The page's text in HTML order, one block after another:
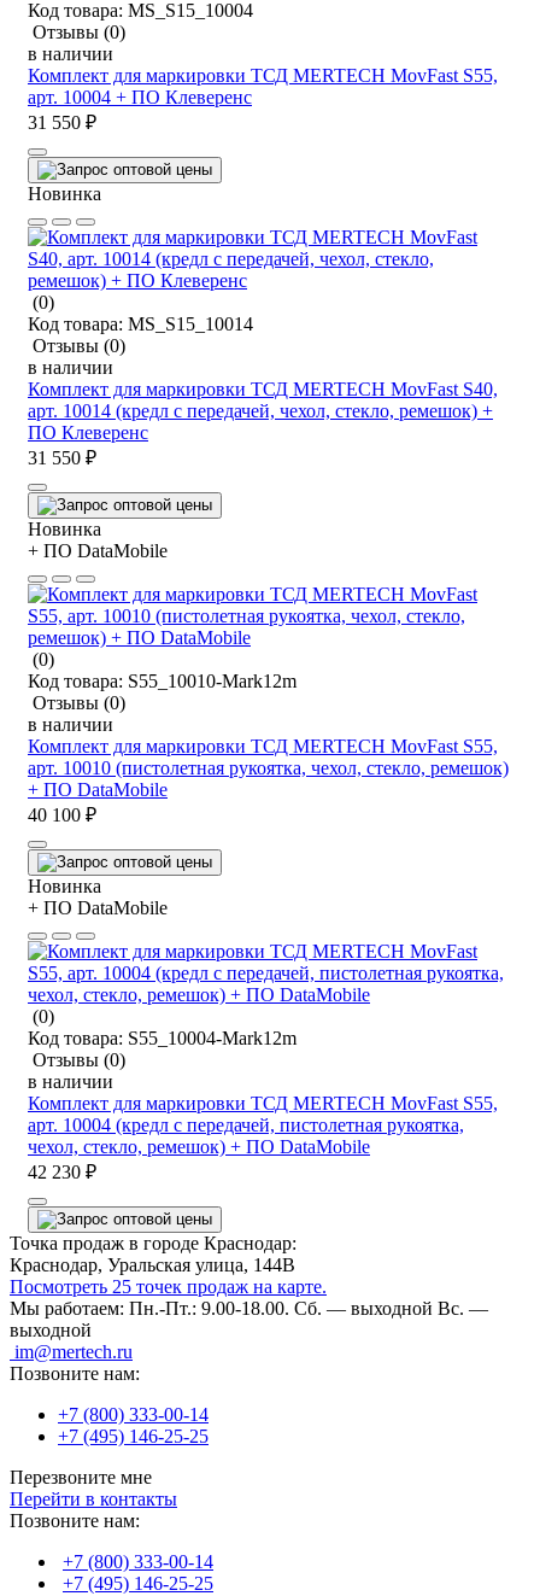
Код товара: MS_S15_10004
Отзывы (0)
в наличии
Комплект для маркировки ТСД MERTECH MovFast S55,
арт. 10004 + ПО Клеверенс
31 550 ₽
Новинка
(0)
Код товара: MS_S15_10014
Отзывы (0)
в наличии
Комплект для маркировки ТСД MERTECH MovFast S40,
арт. 10014 (кредл с передачей, чехол, стекло, ремешок) +
ПО Клеверенс
31 550 ₽
Новинка
+ ПО DataMobile
(0)
Код товара: S55_10010-Mark12m
Отзывы (0)
в наличии
Комплект для маркировки ТСД MERTECH MovFast S55,
арт. 10010 (пистолетная рукоятка, чехол, стекло, ремешок)
+ ПО DataMobile
40 100 ₽
Новинка
+ ПО DataMobile
(0)
Код товара: S55_10004-Mark12m
Отзывы (0)
в наличии
Комплект для маркировки ТСД MERTECH MovFast S55,
арт. 10004 (кредл с передачей, пистолетная рукоятка,
чехол, стекло, ремешок) + ПО DataMobile
42 230 ₽
Точка продаж в городе Краснодар:
Краснодар, Уральская улица, 144В
Посмотреть 25 точек продаж на карте.
Мы работаем: Пн.-Пт.: 9.00-18.00. Сб. — выходной Вс. —
выходной
im@mertech.ru
Позвоните нам:
+7 (800) 333-00-14
+7 (495) 146-25-25
Перезвоните мне
Перейти в контакты
Позвоните нам:
+7 (800) 333-00-14
+7 (495) 146-25-25